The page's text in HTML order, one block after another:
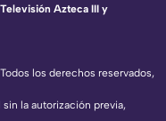
los derechos reservados,
la autorización previa,
Azteca III y